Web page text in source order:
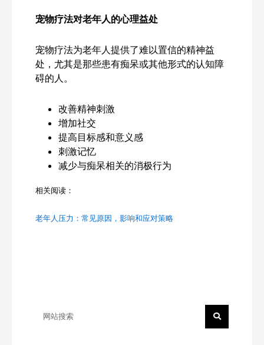
宠物疗法对老年人的心理益处
宠物疗法为老年人提供了难以置信的精神益
处，尤其是那些患有痴呆或其他形式的认知障
碍的人。
改善精神刺激
增加社交
提高目标感和意义感
刺激记忆
减少与痴呆相关的消极行为
相关阅读：
老年人压力：常见原因，影响和应对策略